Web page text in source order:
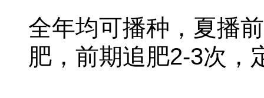
全年均可播种，夏播
肥，前期追肥2-3次，